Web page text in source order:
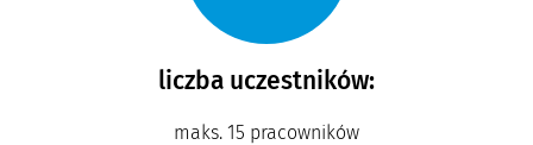
liczba uczestników:
maks. 15 pracowników